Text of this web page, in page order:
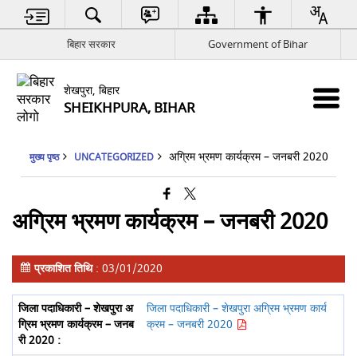
बिहार सरकार Government of Bihar
शेखपुरा, बिहार
SHEIKHPURA, BIHAR
मुख्य पृष्ठ UNCATEGORIZED अग्रिम भ्रमण कार्यक्रम – जनबरी 2020
अग्रिम भ्रमण कार्यक्रम – जनबरी 2020
प्रकाशित तिथि: 03/01/2020
जिला पदाधिकारी – शेखपुरा अग्रिम भ्रमण कार्य
क्रम – जनबरी 2020